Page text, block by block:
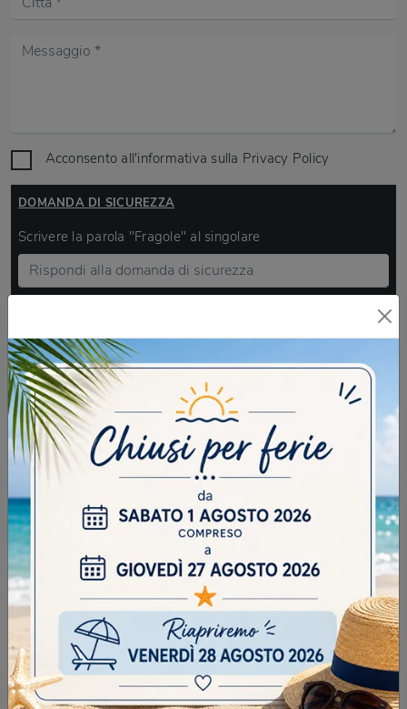
SFOGLIA I NOSTRI CATALOGHI
Acconsento all'informativa sulla Privacy Policy
DOMANDA DI SICUREZZA
Scrivere la parola "Fragole" al singolare
INVIA